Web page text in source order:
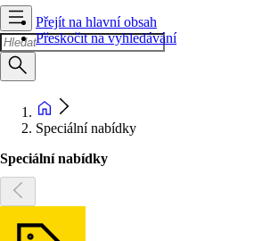
Přejít na hlavní obsah
Přeskočit na vyhledávání
Speciální nabídky
Speciální nabídky